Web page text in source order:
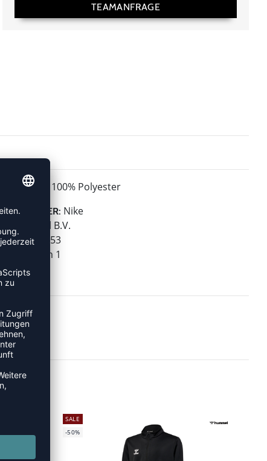
TEAMANFRAGE
MATERIAL: 100% Polyester
HERSTELLER: Nike
NIKE Retail B.V.
PO BOX 6453
Colosseum 1
1213
SALE
-50%